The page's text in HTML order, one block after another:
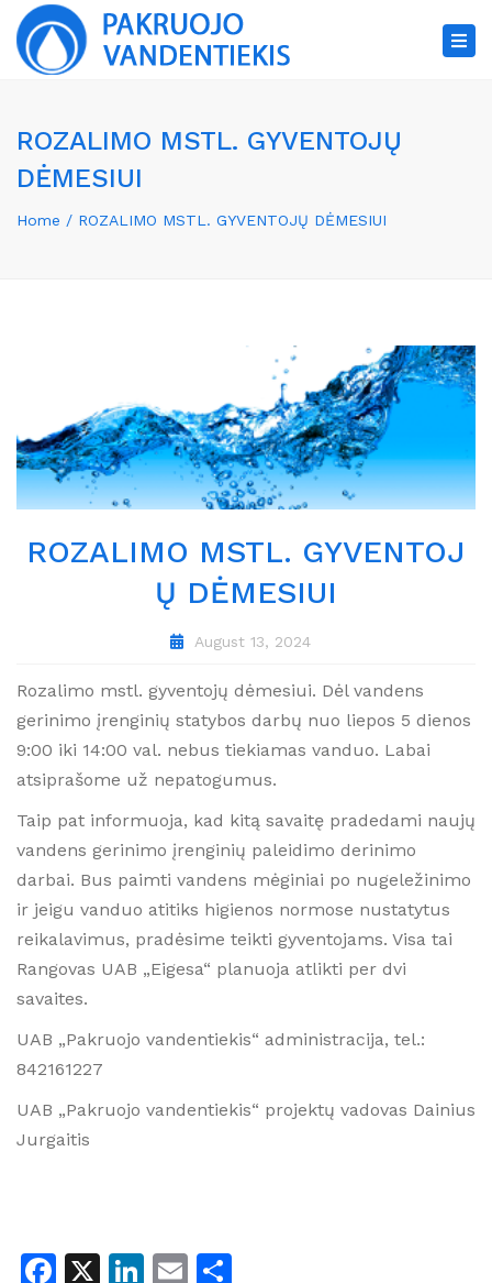
ROZALIMO MSTL. GYVENTOJŲ
DĖMESIUI
Home ROZALIMO MSTL. GYVENTOJŲ DĖMESIUI
ROZALIMO MSTL. GYVENTOJ
Ų DĖMESIUI
August 13, 2024
Rozalimo mstl. gyventojų dėmesiui. Dėl vandens
gerinimo įrenginių statybos darbų nuo liepos 5 dienos
9:00 iki 14:00 val. nebus tiekiamas vanduo. Labai
atsiprašome už nepatogumus.
Taip pat informuoja, kad kitą savaitę pradedami naujų
vandens gerinimo įrenginių paleidimo derinimo
darbai. Bus paimti vandens mėginiai po nugeležinimo
ir jeigu vanduo atitiks higienos normose nustatytus
reikalavimus, pradėsime teikti gyventojams. Visa tai
Rangovas UAB „Eigesa“ planuoja atlikti per dvi
savaites.
UAB „Pakruojo vandentiekis“ administracija, tel.:
842161227
UAB „Pakruojo vandentiekis“ projektų vadovas Dainius
Jurgaitis
Facebook
X LinkedIn
Email